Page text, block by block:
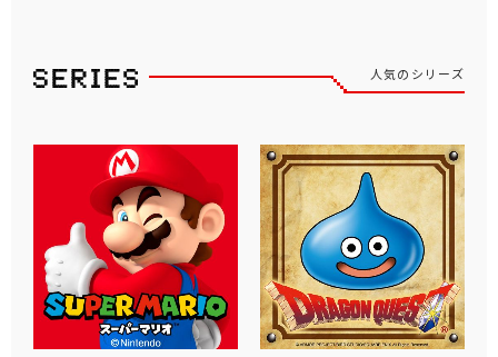
人気のシリーズ